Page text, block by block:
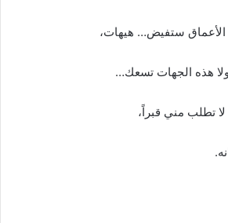
ستفيض… هيهات،
ولا هذه الجهات تسعك…
لا تطلب مني قبراً،